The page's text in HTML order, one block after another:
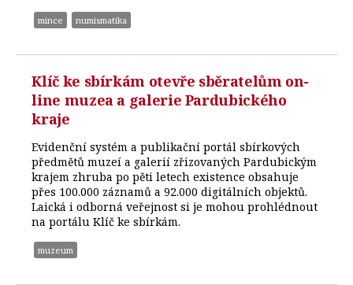
mince numismatika
Klíč ke sbírkám otevře sběratelům on-
line muzea a galerie Pardubického
kraje
Evidenční systém a publikační portál sbírkových
předmětů muzeí a galerií zřizovaných Pardubickým
krajem zhruba po pěti letech existence obsahuje
přes 100.000 záznamů a 92.000 digitálních objektů.
Laická i odborná veřejnost si je mohou prohlédnout
na portálu Klíč ke sbírkám.
muzeum